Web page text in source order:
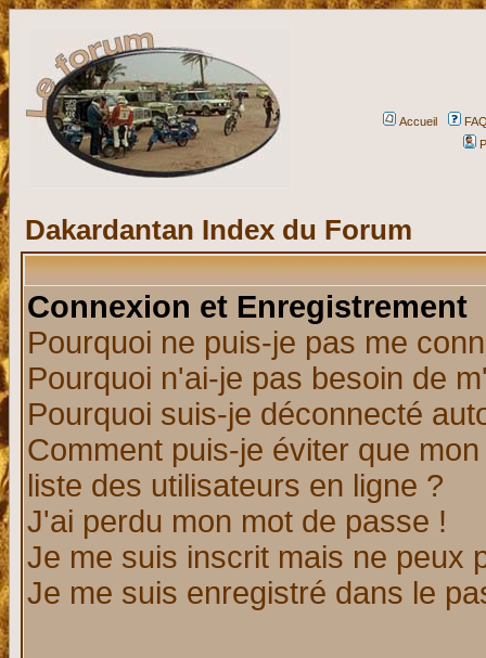
Accueil
Dakardantan Index du Forum
Connexion et Enregistrement
Pourquoi ne puis-je pas me
Pourquoi n'ai-je pas besoin de
Pourquoi suis-je déconnecté
Comment puis-je éviter que
liste des utilisateurs en ligne ?
J'ai perdu mon mot de passe !
Je me suis inscrit mais ne peux
Je me suis enregistré dans le